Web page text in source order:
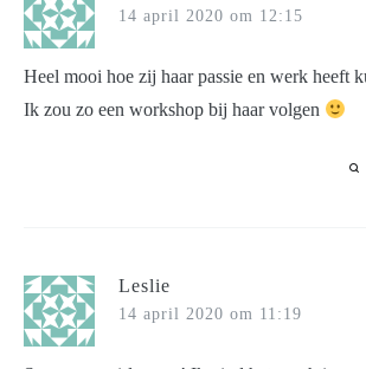
14 april 2020 om 12:15
Heel mooi hoe zij haar passie en werk heeft
Ik zou zo een workshop bij haar volgen
Leslie
14 april 2020 om 11:19